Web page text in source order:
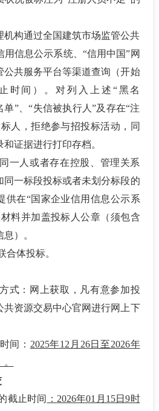
机构通过全国建筑市场监管公共
信息公示系统、 “信用中国”网
公共服务平台等渠道查询（开始
时间）。对列入上述“黑名
”、“失信被执行人”及存在“注
人，拒绝参与招投标活动，同
证据进行打印存档。
一人或者存在控股、管理关系
同一标段投标或者未划分标段的
供在“国家企业信用信息公示系
料并加盖投标人公章（须包含
）。
合体投标。
式： 网上获取，凡有意参加投
共资源交易中心官网进行网上下
间： 2025年12月26日至2026年
截止时间 ： 2026年01月15日9时